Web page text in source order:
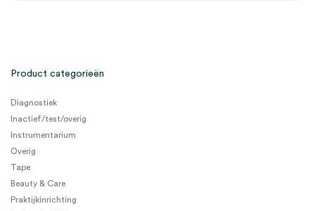
Product categorieën
Diagnostiek
Inactief/test/overig
Instrumentarium
Overig
Tape
Beauty & Care
Praktijkinrichting